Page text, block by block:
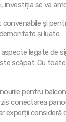
investiția se va
și
și luate.
legate de
scăpat. Cu
pentru
conectarea
experții